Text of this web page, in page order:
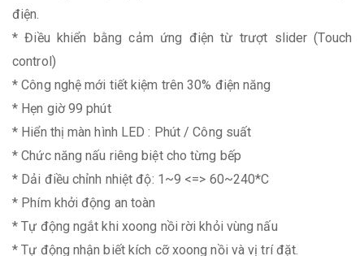
điện.
* Điều khiển bằng cảm ứng điện từ trượt slider (Touch
control)
* Công nghệ mới tiết kiệm trên 30% điện năng
* Hẹn giờ 99 phút
* Hiển thị màn hình LED : Phút / Công suất
* Chức năng nấu riêng biệt cho từng bếp
* Dải điều chỉnh nhiệt độ: 1~9 <=> 60~240*C
* Phím khởi động an toàn
* Tự động ngắt khi xoong nồi rời khỏi vùng nấu
* Tự động nhận biết kích cỡ xoong nồi và vị trí đặt.